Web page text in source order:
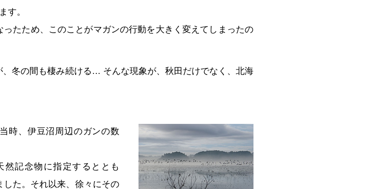
す。
たため、このことがマガンの行動を大きく変えてしまったの
冬の間も棲み続ける… そんな現象が、秋田だけでなく、北海
時、伊豆沼周辺のガンの数
然記念物に指定するととも
た。それ以来、徐々にその